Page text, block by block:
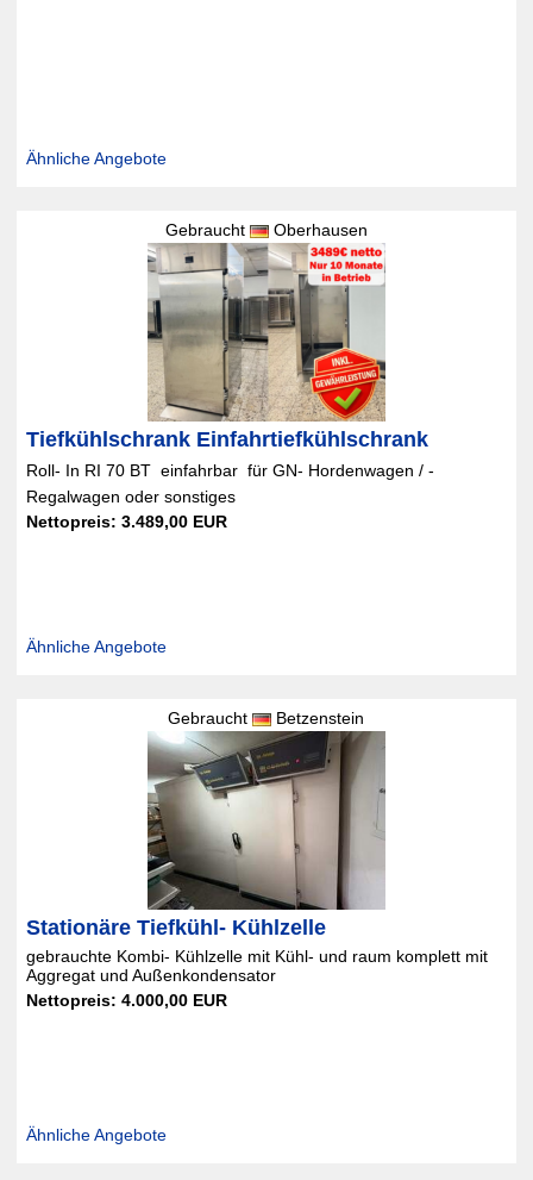
Ähnliche Angebote
Gebraucht Oberhausen
Tiefkühlschrank Einfahrtiefkühlschrank
Roll- In RI 70 BT  einfahrbar  für GN- Hordenwagen / -
Regalwagen oder sonstiges
Nettopreis: 3.489,00 EUR
Ähnliche Angebote
Gebraucht Betzenstein
Stationäre Tiefkühl- Kühlzelle
gebrauchte Kombi- Kühlzelle mit Kühl- und raum komplett mit
Aggregat und Außenkondensator
Nettopreis: 4.000,00 EUR
Ähnliche Angebote